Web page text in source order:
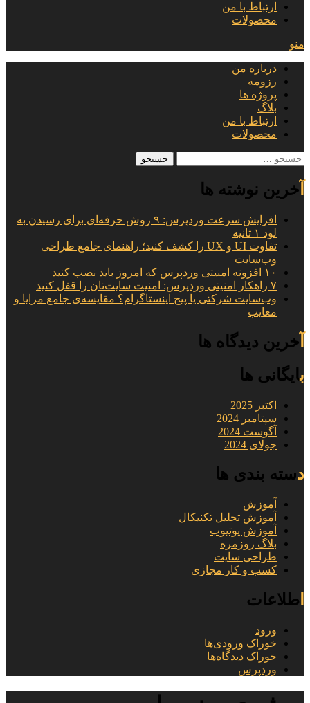
ارتباط با من
محصولات
منو
درباره من
رزومه
پروژه ها
بلاگ
ارتباط با من
محصولات
جستجو
آخرین نوشته ها
افزایش سرعت وردپرس: ۹ روش حرفه‌ای برای رسیدن به
لود ۱ ثانیه
تفاوت UI و UX را کشف کنید؛ راهنمای جامع طراحی
وب‌سایت
۱۰ افزونه امنیتی وردپرس که امروز باید نصب کنید
۷ راهکار امنیتی وردپرس: امنیت سایت‌تان را قفل کنید
وب‌سایت شرکتی یا پیج اینستاگرام؟ مقایسه‌ی جامع مزایا و
معایب
آخرین دیدگاه ها
بایگانی ها
اکتبر 2025
سپتامبر 2024
آگوست 2024
جولای 2024
دسته بندی ها
آموزش
آموزش تحلیل تکنیکال
آموزش یوتیوب
بلاگ روزمره
طراحی سایت
کسب و کار مجازی
اطلاعات
ورود
خوراک ورودی‌ها
خوراک دیدگاه‌ها
وردپرس